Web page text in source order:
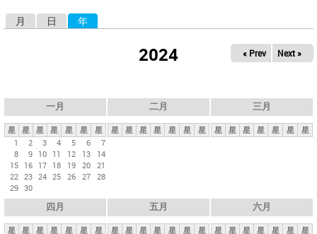
月 日 年
2024 « Prev Next »
一月
星 星 星 星 星 星
星
1
2 3 4 5 6
7
8
9 10 11 12 13
14
15 16 17 18 19 20 21
22 23 24 25 26 27 28
29 30
二月
星 星 星 星 星 星 星
三月
星 星 星 星 星 星 星
四月
星 星 星 星 星 星 星
五月
星 星 星 星 星 星 星
六月
星 星 星 星 星 星 星